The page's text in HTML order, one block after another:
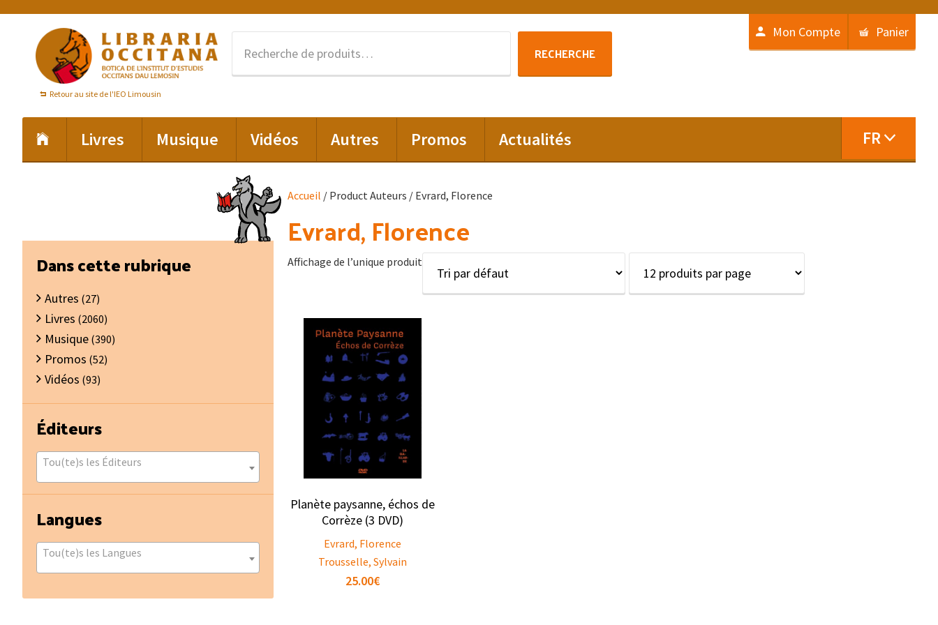
navigation
principale
contenu
principal
Retour au site de l'IEO Limousin
RECHERCHE
Mon Compte Panier
Livres Musique Vidéos Autres Promos Actualités FR
Accueil / Product Auteurs / Evrard, Florence
Evrard, Florence
Affichage de l’unique produit
Planète paysanne, échos de
Corrèze (3 DVD)
Evrard, Florence
Trousselle, Sylvain
25.00€
Barre
latérale
principale
Dans cette rubrique
Autres (27)
Livres (2060)
Musique (390)
Promos (52)
Vidéos (93)
Éditeurs
Tou(te)s les Éditeurs
Langues
Tou(te)s les Langues